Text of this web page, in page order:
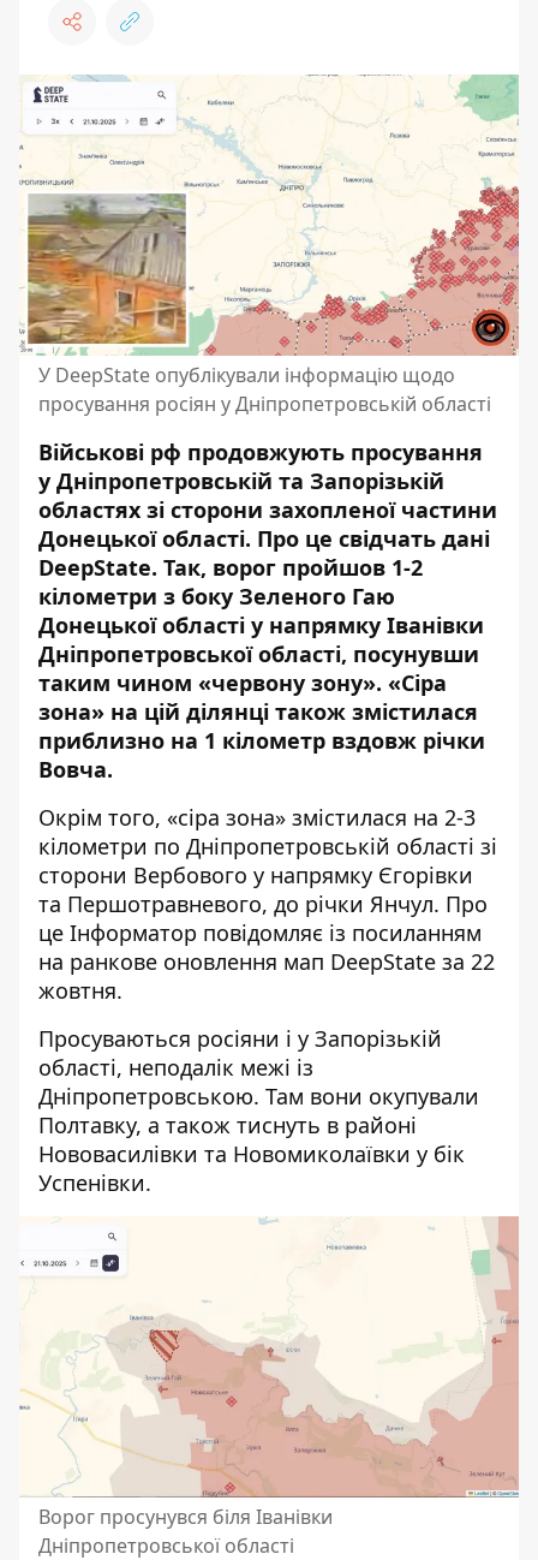
У DeepState опублікували інформацію щодо
просування росіян у Дніпропетровській області
Військові рф продовжують просування
у Дніпропетровській та Запорізькій
областях зі сторони захопленої частини
Донецької області. Про це свідчать дані
DeepState. Так, ворог пройшов 1-2
кілометри з боку Зеленого Гаю
Донецької області у напрямку Іванівки
Дніпропетровської області, посунувши
таким чином «червону зону». «Сіра
зона» на цій ділянці також змістилася
приблизно на 1 кілометр вздовж річки
Вовча.
Окрім того, «сіра зона» змістилася на 2-3
кілометри по Дніпропетровській області зі
сторони Вербового у напрямку Єгорівки
та Першотравневого, до річки Янчул. Про
це Інформатор повідомляє із посиланням
на ранкове оновлення мап DeepState за 22
жовтня.
Просуваються росіяни і у Запорізькій
області, неподалік межі із
Дніпропетровською. Там вони окупували
Полтавку, а також тиснуть в районі
Нововасилівки та Новомиколаївки у бік
Успенівки.
Ворог просунувся біля Іванівки
Дніпропетровської області